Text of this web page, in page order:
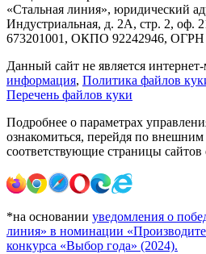
«Стальная линия», юридический
Индустриальная, д. 2А, стр. 2,
673201001, ОКПО 92242946, ОГРН
Данный сайт не является
информация, Политика файлов
Перечень файлов куки
Подробнее о параметрах
ознакомиться, перейдя по
соответствующие страницы сайтов
*на основании уведомления о
линия» в номинации
конкурса «Выбор года» (2024).